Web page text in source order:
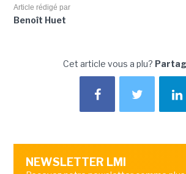
Article rédigé par
Benoît Huet
Cet article vous a plu?
NEWSLETTER LMI